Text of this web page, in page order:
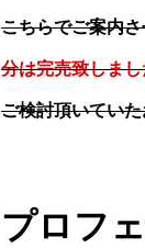
こちらでご案内
分は完売致しまし
ご検討頂いてい
プロフ